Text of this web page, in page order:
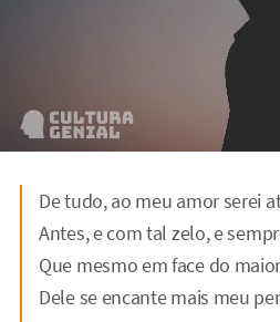
De tudo, ao meu amor serei
Antes, e com tal zelo, e
Que mesmo em face do
Dele se encante mais meu